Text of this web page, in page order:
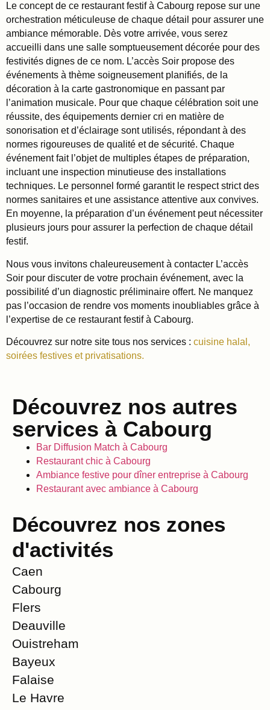
Le concept de ce restaurant festif à Cabourg repose sur une
orchestration méticuleuse de chaque détail pour assurer une
ambiance mémorable. Dès votre arrivée, vous serez
accueilli dans une salle somptueusement décorée pour des
festivités dignes de ce nom. L’accès Soir propose des
événements à thème soigneusement planifiés, de la
décoration à la carte gastronomique en passant par
l’animation musicale. Pour que chaque célébration soit une
réussite, des équipements dernier cri en matière de
sonorisation et d’éclairage sont utilisés, répondant à des
normes rigoureuses de qualité et de sécurité. Chaque
événement fait l’objet de multiples étapes de préparation,
incluant une inspection minutieuse des installations
techniques. Le personnel formé garantit le respect strict des
normes sanitaires et une assistance attentive aux convives.
En moyenne, la préparation d’un événement peut nécessiter
plusieurs jours pour assurer la perfection de chaque détail
festif.
Nous vous invitons chaleureusement à contacter L’accès
Soir pour discuter de votre prochain événement, avec la
possibilité d’un diagnostic préliminaire offert. Ne manquez
pas l’occasion de rendre vos moments inoubliables grâce à
l’expertise de ce restaurant festif à Cabourg.
Découvrez sur notre site tous nos services : cuisine halal,
soirées festives et privatisations.
Découvrez nos autres
services à Cabourg
Bar Diffusion Match à Cabourg
Restaurant chic à Cabourg
Ambiance festive pour dîner entreprise à Cabourg
Restaurant avec ambiance à Cabourg
Découvrez nos zones
d'activités
Caen
Cabourg
Flers
Deauville
Ouistreham
Bayeux
Falaise
Le Havre